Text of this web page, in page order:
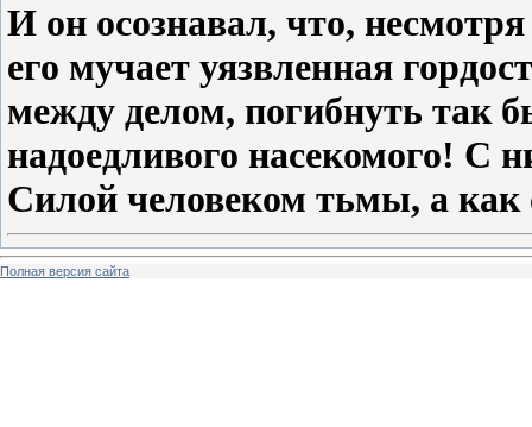
И он осознавал, что,
его мучает уязвленная
между делом, погибнуть так
надоедливого насекомого! С
Силой человеком тьмы, а
Полная версия сайта